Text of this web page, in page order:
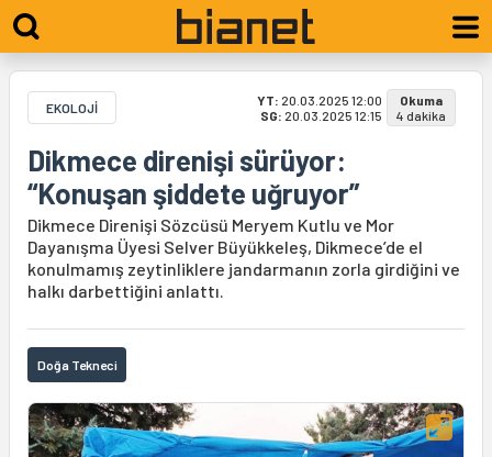
EKOLOJİ YT: 20.03.2025 12:00
SG: 20.03.2025 12:15
Okuma
4 dakika
Dikmece direnişi sürüyor:
“Konuşan şiddete uğruyor”
Dikmece Direnişi Sözcüsü Meryem Kutlu ve Mor
Dayanışma Üyesi Selver Büyükkeleş, Dikmece’de el
konulmamış zeytinliklere jandarmanın zorla girdiğini ve
halkı darbettiğini anlattı.
Doğa Tekneci